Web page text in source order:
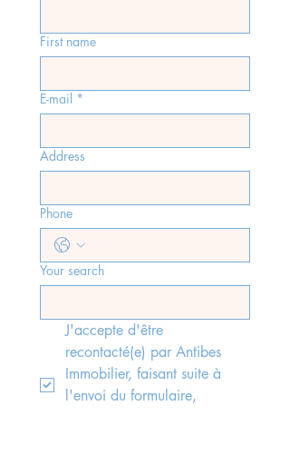
First name
E-mail *
Address
Phone
Your search
J'accepte d'être
recontacté(e) par Antibes
Immobilier, faisant suite à
l'envoi du formulaire,